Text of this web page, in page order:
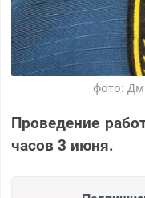
фото:
Проведение
часов 3 июня.